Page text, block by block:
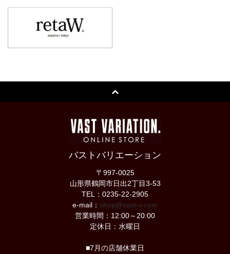
バストバリエーション
〒997-0025
山形県鶴岡市日出2丁目3-53
TEL：0235-22-2905
e-mail： shop@vast-v.com
営業時間：12:00～20:00
定休日：水曜日
■7月の店舗休業日